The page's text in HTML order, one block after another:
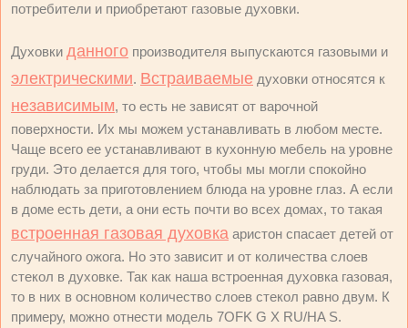
потребители и приобретают газовые духовки.
Духовки данного производителя выпускаются газовыми и
электрическими. Встраиваемые духовки относятся к
независимым, то есть не зависят от варочной
поверхности. Их мы можем устанавливать в любом месте.
Чаще всего ее устанавливают в кухонную мебель на уровне
груди. Это делается для того, чтобы мы могли спокойно
наблюдать за приготовлением блюда на уровне глаз. А если
в доме есть дети, а они есть почти во всех домах, то такая
встроенная газовая духовка аристон спасает детей от
случайного ожога. Но это зависит и от количества слоев
стекол в духовке. Так как наша встроенная духовка газовая,
то в них в основном количество слоев стекол равно двум. К
примеру, можно отнести модель 7OFK G X RU/HA S.